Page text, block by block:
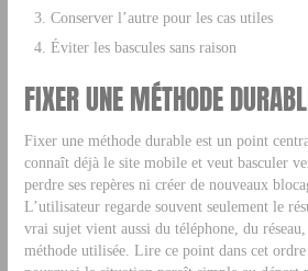
Conserver l’autre pour les cas utiles
Éviter les bascules sans raison
FIXER UNE MÉTHODE
Fixer une méthode durable est un point
connaît déjà le site mobile et veut basculer
perdre ses repères ni créer de nouveaux
L’utilisateur regarde souvent seulement le
vrai sujet vient aussi du téléphone, du
méthode utilisée. Lire ce point dans cet